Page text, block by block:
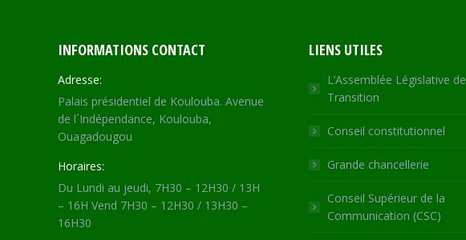
INFORMATIONS CONTACT
Adresse:
Palais présidentiel de Koulouba. Avenue
de l´Indépendance, Koulouba,
Ouagadougou
Horaires:
Du Lundi au jeudi, 7H30 – 12H30 / 13H
– 16H Vend 7H30 – 12H30 / 13H30 –
16H30
LIENS UTILES
L’Assemblée Législative de
Transition
Conseil constitutionnel
Grande chancellerie
Conseil Supérieur de la
Communication (CSC)